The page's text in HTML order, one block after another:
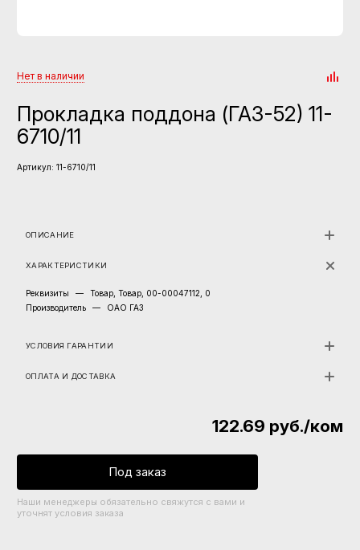
Нет в наличии
Прокладка поддона (ГАЗ-52) 11-
6710/11
Артикул: 11-6710/11
ОПИСАНИЕ
ХАРАКТЕРИСТИКИ
Реквизиты —
Товар, Товар, 00-00047112, 0
Производитель
— ОАО ГАЗ
УСЛОВИЯ ГАРАНТИИ
ОПЛАТА И ДОСТАВКА
122.69 руб./ком
Под заказ
Наши менеджеры обязательно свяжутся с вами и
уточнят условия заказа